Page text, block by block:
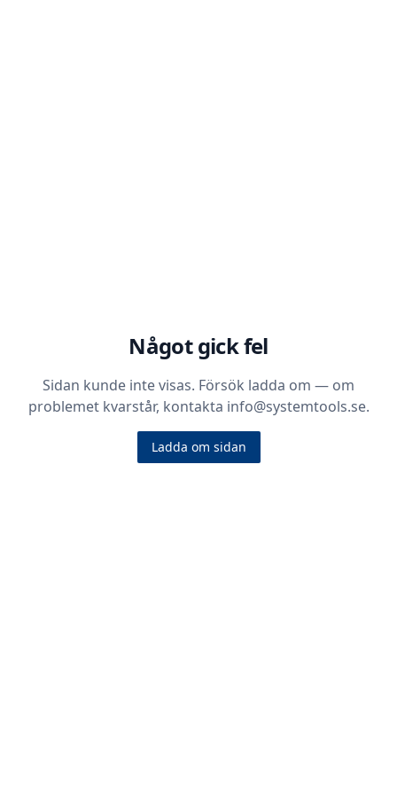
Något gick fel
Sidan kunde inte visas. Försök ladda om — om
problemet kvarstår, kontakta info@systemtools.se.
Ladda om sidan